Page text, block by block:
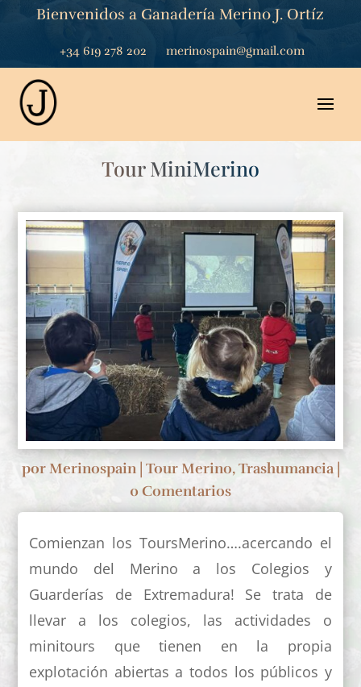
Bienvenidos a Ganadería Merino J. Ortíz
+34 619 278 202 merinospain@gmail.com
Tour MiniMerino
porMerinospain| Tour Merino,Trashumancia|
0 Comentarios
Comienzan los ToursMerino….acercando el
mundo del Merino a los Colegios y
Guarderías de Extremadura! Se trata de
llevar a los colegios, las actividades o
minitours que tienen en la propia
explotación abiertas a todos los públicos y